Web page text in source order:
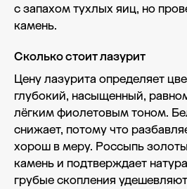
с запахом тухлых яиц, но
камень.
Сколько стоит лазурит
Цену лазурита определяет
глубокий, насыщенный,
лёгким фиолетовым тоном.
снижает, потому что
хорош в меру. Россыпь
камень и подтверждает
грубые скопления